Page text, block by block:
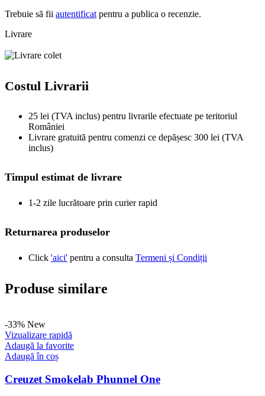
Trebuie să fii autentificat pentru a publica o recenzie.
Livrare
Costul Livrarii
25 lei (TVA inclus) pentru livrarile efectuate pe teritoriul
României
Livrare gratuită pentru comenzi ce depășesc 300 lei (TVA
inclus)
Timpul estimat de livrare
1-2 zile lucrătoare prin curier rapid
Returnarea produselor
Click 'aici' pentru a consulta Termeni și Condiții
Produse similare
-33% New
Vizualizare rapidă
Adaugă la favorite
Adaugă în coș
Creuzet Smokelab Phunnel One